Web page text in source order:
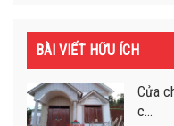
BÀI VIẾT HỮU ÍCH
Cửa
c...